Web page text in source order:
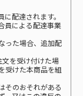
配達されます。
員による配達事業
った場合、追加配
を受け付けた場
受けた本商品を組
そのおそれがある